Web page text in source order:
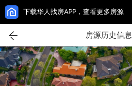
下载华人找房APP，查看更多房源
房源历史信息